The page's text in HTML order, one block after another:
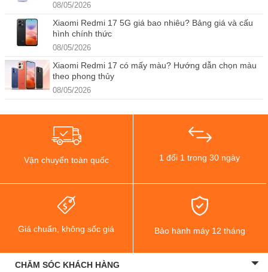
08/05/2026
Xiaomi Redmi 17 5G giá bao nhiêu? Bảng giá và cấu
hình chính thức
08/05/2026
Xiaomi Redmi 17 có mấy màu? Hướng dẫn chọn màu
theo phong thủy
08/05/2026
Vận chuyển toàn quốc 1 đổi 1 trong 30 ngày
Giá chuẩn, không sốc giá Bảo hành máy 12 tháng
CHĂM SÓC KHÁCH HÀNG